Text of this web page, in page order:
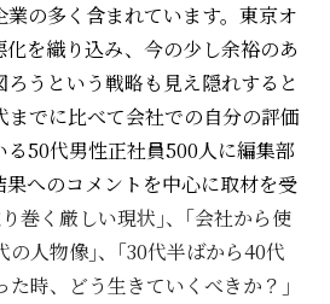
の多く含まれています。東京オ
化を織り込み、今の少し余裕のあ
うという戦略も見え隠れすると
までに⽐べて会社での⾃分の評価
る50代男性正社員500人に編集部
へのコメントを中心に取材を受
巻く厳しい現状｣、｢会社から使
の人物像｣、｢30代半ばから40代
た時、どう生きていくべきか？｣